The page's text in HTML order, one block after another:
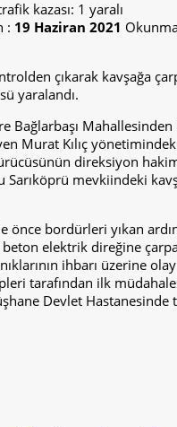
: 19 Haziran 2021
çıkarak kavşağa
yaralandı.
Bağlarbaşı
Murat Kılıç
direksiyon
Sarıköprü mevkiindeki
önce bordürleri yıkan
beton elektrik direğine
ihbarı üzerine
tarafından ilk
Devlet Hastanesinde